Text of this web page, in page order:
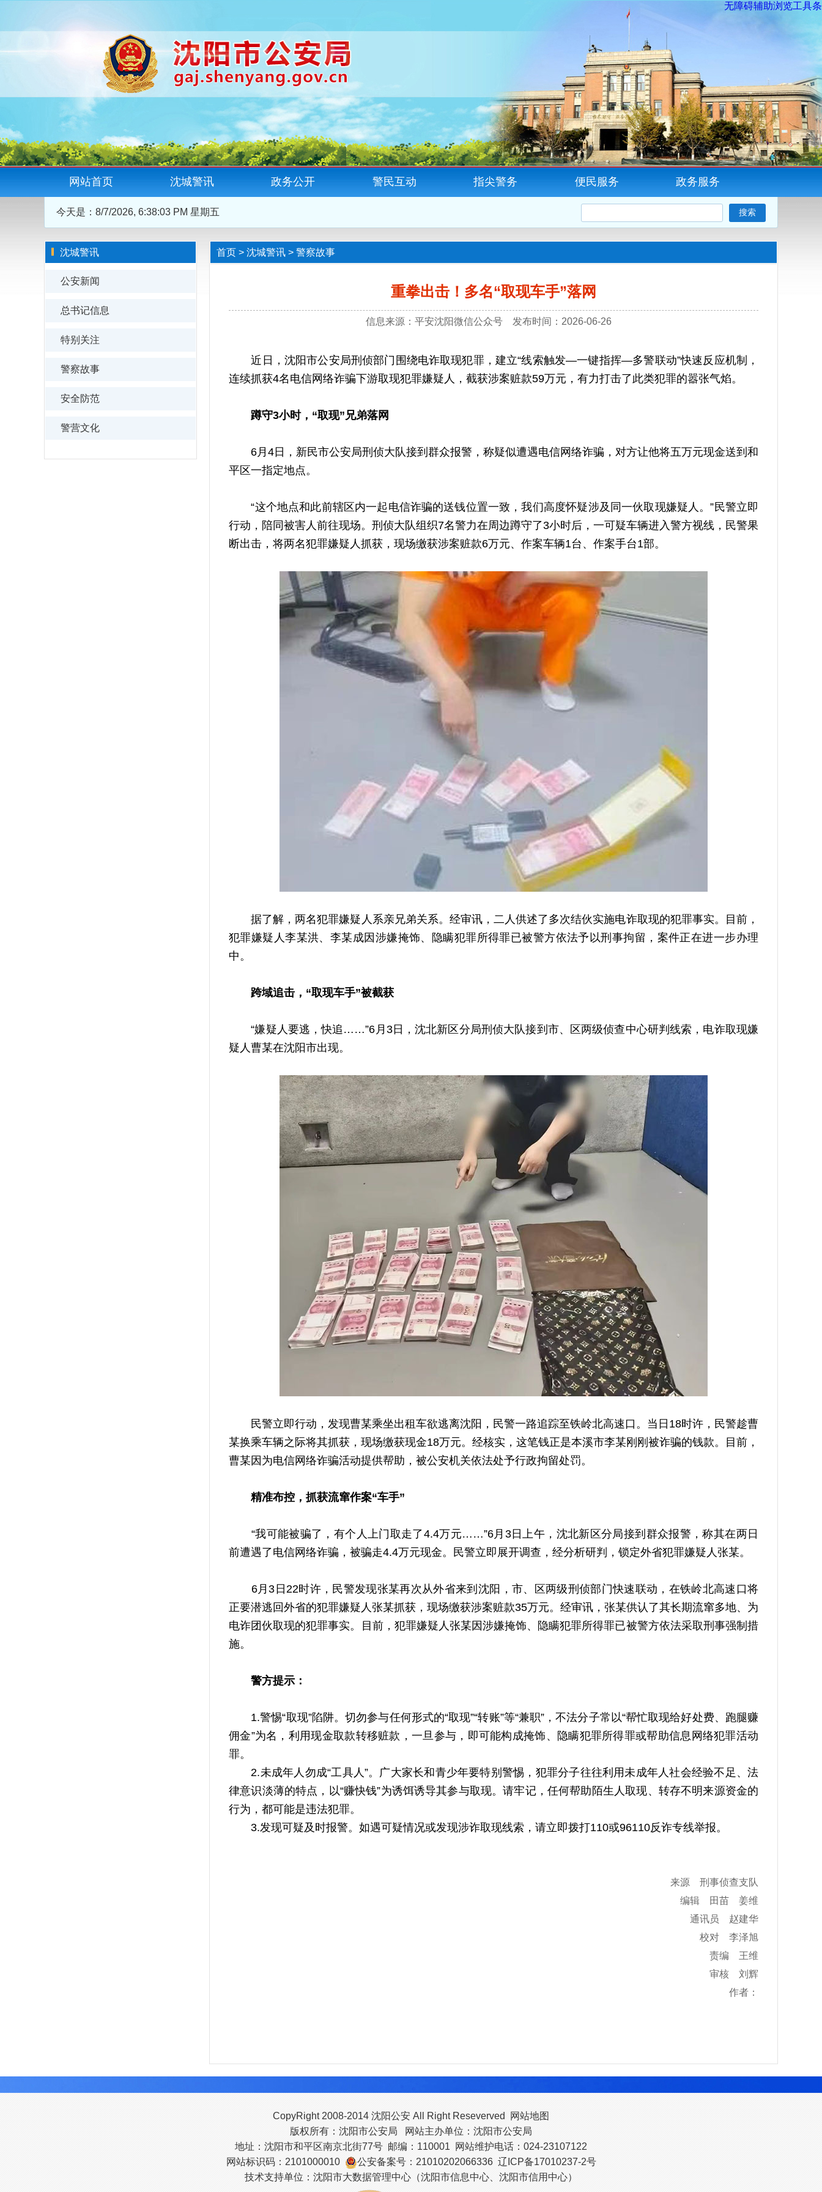
无障碍辅助浏览工具条
网站首页 沈城警讯 政务公开 警民互动 指尖警务 便民服务 政务服务
今天是： 8/7/2026, 6:38:04 PM 星期五
沈城警讯
公安新闻
总书记信息
特别关注
警察故事
安全防范
警营文化
首页 > 沈城警讯 > 警察故事
重拳出击！多名“取现车手”落网
信息来源：平安沈阳微信公众号 发布时间：2026-06-26
近日，沈阳市公安局刑侦部门围绕电诈取现犯罪，建立“线索触发—一键指挥—多警联动”快速反应机制，
连续抓获4名电信网络诈骗下游取现犯罪嫌疑人，截获涉案赃款59万元，有力打击了此类犯罪的嚣张气焰。
蹲守3小时，“取现”兄弟落网
6月4日，新民市公安局刑侦大队接到群众报警，称疑似遭遇电信网络诈骗，对方让他将五万元现金送到和
平区一指定地点。
“这个地点和此前辖区内一起电信诈骗的送钱位置一致，我们高度怀疑涉及同一伙取现嫌疑人。”民警立即
行动，陪同被害人前往现场。刑侦大队组织7名警力在周边蹲守了3小时后，一可疑车辆进入警方视线，民警果
断出击，将两名犯罪嫌疑人抓获，现场缴获涉案赃款6万元、作案车辆1台、作案手台1部。
据了解，两名犯罪嫌疑人系亲兄弟关系。经审讯，二人供述了多次结伙实施电诈取现的犯罪事实。目前，
犯罪嫌疑人李某洪、李某成因涉嫌掩饰、隐瞒犯罪所得罪已被警方依法予以刑事拘留，案件正在进一步办理
中。
跨域追击，“取现车手”被截获
“嫌疑人要逃，快追……”6月3日，沈北新区分局刑侦大队接到市、区两级侦查中心研判线索，电诈取现嫌
疑人曹某在沈阳市出现。
民警立即行动，发现曹某乘坐出租车欲逃离沈阳，民警一路追踪至铁岭北高速口。当日18时许，民警趁曹
某换乘车辆之际将其抓获，现场缴获现金18万元。经核实，这笔钱正是本溪市李某刚刚被诈骗的钱款。目前，
曹某因为电信网络诈骗活动提供帮助，被公安机关依法处予行政拘留处罚。
精准布控，抓获流窜作案“车手”
“我可能被骗了，有个人上门取走了4.4万元……”6月3日上午，沈北新区分局接到群众报警，称其在两日
前遭遇了电信网络诈骗，被骗走4.4万元现金。民警立即展开调查，经分析研判，锁定外省犯罪嫌疑人张某。
6月3日22时许，民警发现张某再次从外省来到沈阳，市、区两级刑侦部门快速联动，在铁岭北高速口将
正要潜逃回外省的犯罪嫌疑人张某抓获，现场缴获涉案赃款35万元。经审讯，张某供认了其长期流窜多地、为
电诈团伙取现的犯罪事实。目前，犯罪嫌疑人张某因涉嫌掩饰、隐瞒犯罪所得罪已被警方依法采取刑事强制措
施。
警方提示：
1.警惕“取现”陷阱。切勿参与任何形式的“取现”“转账”等“兼职”，不法分子常以“帮忙取现给好处费、跑腿赚
佣金”为名，利用现金取款转移赃款，一旦参与，即可能构成掩饰、隐瞒犯罪所得罪或帮助信息网络犯罪活动
罪。
2.未成年人勿成“工具人”。广大家长和青少年要特别警惕，犯罪分子往往利用未成年人社会经验不足、法
律意识淡薄的特点，以“赚快钱”为诱饵诱导其参与取现。请牢记，任何帮助陌生人取现、转存不明来源资金的
行为，都可能是违法犯罪。
3.发现可疑及时报警。如遇可疑情况或发现涉诈取现线索，请立即拨打110或96110反诈专线举报。
来源 刑事侦查支队
编辑 田苗 姜维
通讯员 赵建华
校对 李泽旭
责编 王维
审核 刘辉
作者：
CopyRight 2008-2014 沈阳公安 All Right Reseverved
网站地图
版权所有：沈阳市公安局 网站主办单位：沈阳市公安局
地址：沈阳市和平区南京北街77号 邮编：110001 网站维护电话：024-23107122
网站标识码：2101000010
公安备案号：21010202066336 辽ICP备17010237-2号
技术支持单位：沈阳市大数据管理中心（沈阳市信息中心、沈阳市信用中心）